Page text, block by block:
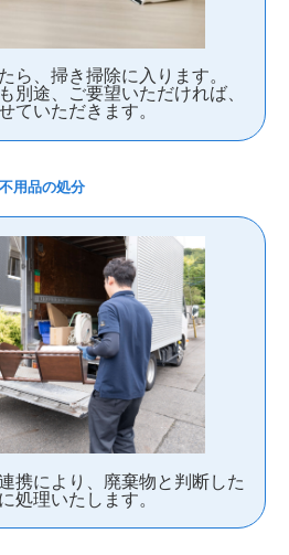
ら、掃き掃除に入ります。
別途、ご要望いただければ、
ていただきます。
不用品の処分
携により、廃棄物と判断した
処理いたします。